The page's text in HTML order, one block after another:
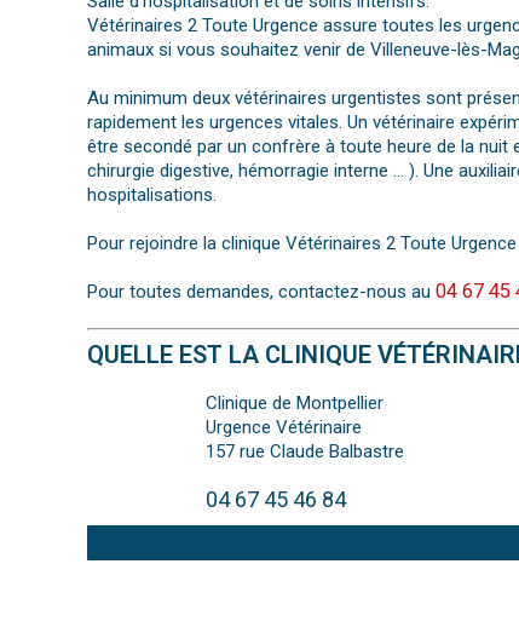
Vétérinaires 2 Toute Urgence assure toutes les
animaux si vous souhaitez venir de Villeneuve-lès-
Au minimum deux vétérinaires urgentistes sont
rapidement les urgences vitales. Un vétérinaire
être secondé par un confrère à toute heure de la nuit
chirurgie digestive, hémorragie interne … ). Une
hospitalisations.
Pour rejoindre la clinique Vétérinaires 2 Toute
Pour toutes demandes, contactez-nous au 04 67 45
QUELLE EST LA CLINIQUE
Clinique de Montpellier
Urgence Vétérinaire
157 rue Claude Balbastre
04 67 45 46 84